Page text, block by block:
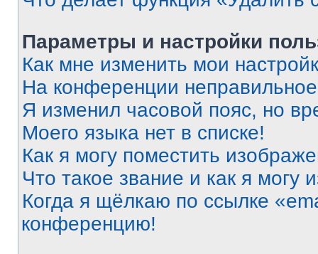
Параметры и настройки
Как мне изменить мои
На конференции
Я изменил часовой пояс, но
Моего языка нет в списке!
Как я могу поместить
Что такое звание и как я могу
Когда я щёлкаю по ссылке
конференцию!